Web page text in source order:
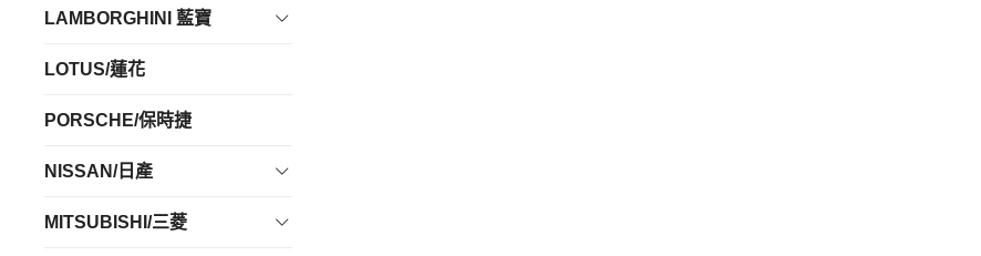
LAMBORGHINI 藍寶
LOTUS/蓮花
PORSCHE/保時捷
NISSAN/日產
MITSUBISHI/三菱